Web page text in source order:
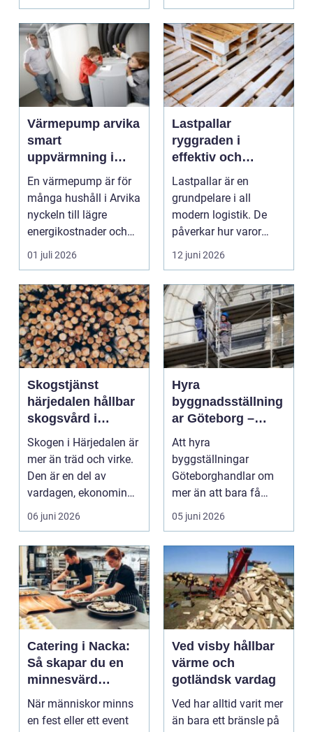
Värmepump arvika
smart
uppvärmning i
värmländskt klimat
En värmepump är för
många hushåll i Arvika
nyckeln till lägre
energikostnader och
ett jämnare inomhu...
01 juli 2026
Lastpallar
ryggraden i
effektiv och
hållbar logistik
Lastpallar är en
grundpelare i all
modern logistik. De
påverkar hur varor
lastas, lagras, fraktas
oc...
12 juni 2026
Skogstjänst
härjedalen hållbar
skogsvård i
praktiken
Skogen i Härjedalen är
mer än träd och virke.
Den är en del av
vardagen, ekonomin
och landskapet. Fö...
06 juni 2026
Hyra
byggnadsställning
ar Göteborg –
tryggt, effektivt
och prisvärt
Att hyra
byggställningar
Göteborghandlar om
mer än att bara få
fram några...
05 juni 2026
Catering i Nacka:
Så skapar du en
minnesvärd
upplevelse med
maten i fokus
När människor minns
en fest eller ett event
Ved visby hållbar
värme och
gotländsk vardag
Ved har alltid varit mer
än bara ett bränsle på